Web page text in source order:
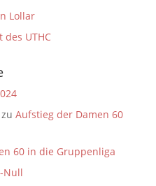
Lollar
des UTHC
zu Aufstieg der Damen 60
60 in die Gruppenliga
Null